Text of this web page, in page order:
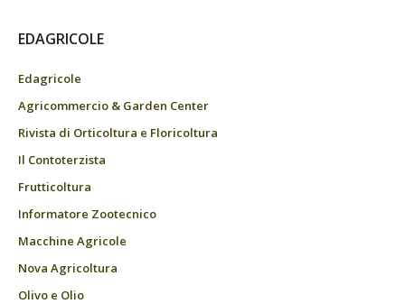
EDAGRICOLE
Edagricole
Agricommercio & Garden Center
Rivista di Orticoltura e Floricoltura
Il Contoterzista
Frutticoltura
Informatore Zootecnico
Macchine Agricole
Nova Agricoltura
Olivo e Olio